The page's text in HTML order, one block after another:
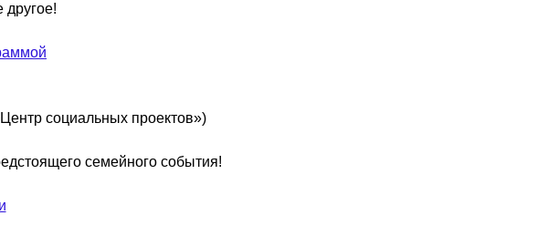
социальных проектов»)
семейного события!